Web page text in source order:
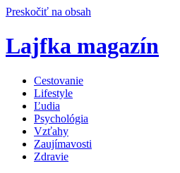
Preskočiť na obsah
Lajfka magazín
Cestovanie
Lifestyle
Ľudia
Psychológia
Vzťahy
Zaujímavosti
Zdravie